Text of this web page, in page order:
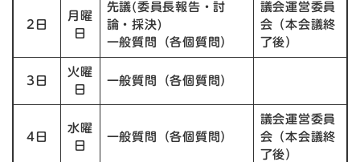
2日
月曜
日
先議(委員長報告・討
論・採決)
一般質問（各個質問）
議会運営委員
会（本会議終
了後）
3日
火曜
日
一般質問（各個質問）
4日
水曜
日
一般質問（各個質問）
議会運営委員
会（本会議終
了後）